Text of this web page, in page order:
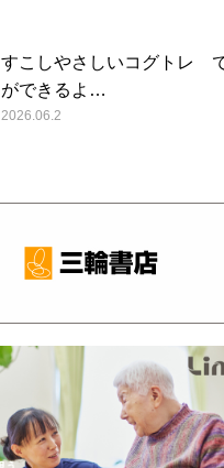
すこしやさしいコグトレ
ができるよ…
2026.06.2